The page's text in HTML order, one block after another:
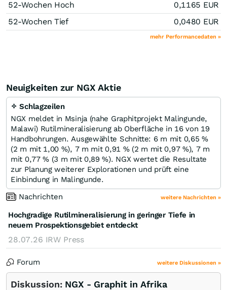
52-Wochen Hoch 0,1165 EUR
52-Wochen Tief
0,0480 EUR
mehr Performancedaten »
Neuigkeiten zur NGX Aktie
✧ Schlagzeilen
NGX meldet in Msinja (nahe Graphitprojekt Malingunde,
Malawi) Rutilmineralisierung ab Oberfläche in 16 von 19
Handbohrungen. Ausgewählte Schnitte: 6 m mit 0,65 %
(2 m mit 1,00 %), 7 m mit 0,91 % (2 m mit 0,97 %), 7 m
mit 0,77 % (3 m mit 0,89 %). NGX wertet die Resultate
zur Planung weiterer Explorationen und prüft eine
Einbindung in Malingunde.
Nachrichten
weitere Nachrichten »
Hochgradige Rutilmineralisierung in geringer Tiefe in
neuem Prospektionsgebiet entdeckt
28.07.26 IRW Press
Forum weitere Diskussionen »
Diskussion: NGX - Graphit in Afrika